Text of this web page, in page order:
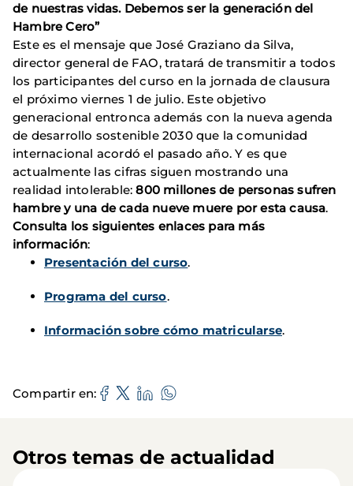
de nuestras vidas. Debemos ser la generación del
Hambre Cero”
Este es el mensaje que José Graziano da Silva,
director general de FAO, tratará de transmitir a todos
los participantes del curso en la jornada de clausura
el próximo viernes 1 de julio. Este objetivo
generacional entronca además con la nueva agenda
de desarrollo sostenible 2030 que la comunidad
internacional acordó el pasado año. Y es que
actualmente las cifras siguen mostrando una
realidad intolerable:800 millones de personas sufren
hambre y una de cada nueve muere por esta causa.
Consulta los siguientes enlaces para más
información:
Presentación del curso.
Programa del curso.
Información sobre cómo matricularse.
Compartir en
Otros temas de actualidad